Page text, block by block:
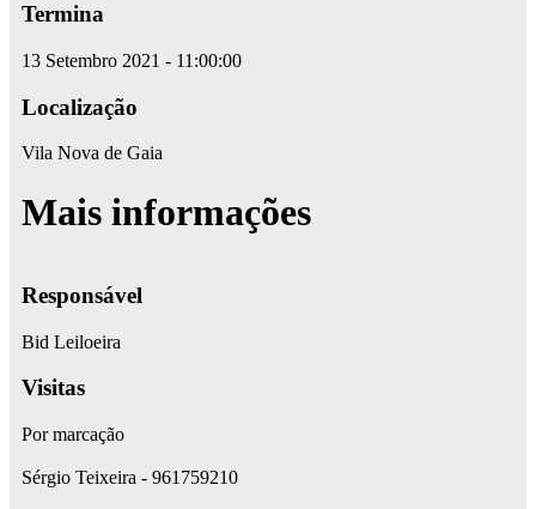
Termina
13 Setembro 2021 - 11:00:00
Localização
Vila Nova de Gaia
Mais informações
Responsável
Bid Leiloeira
Visitas
Por marcação
Sérgio Teixeira - 961759210